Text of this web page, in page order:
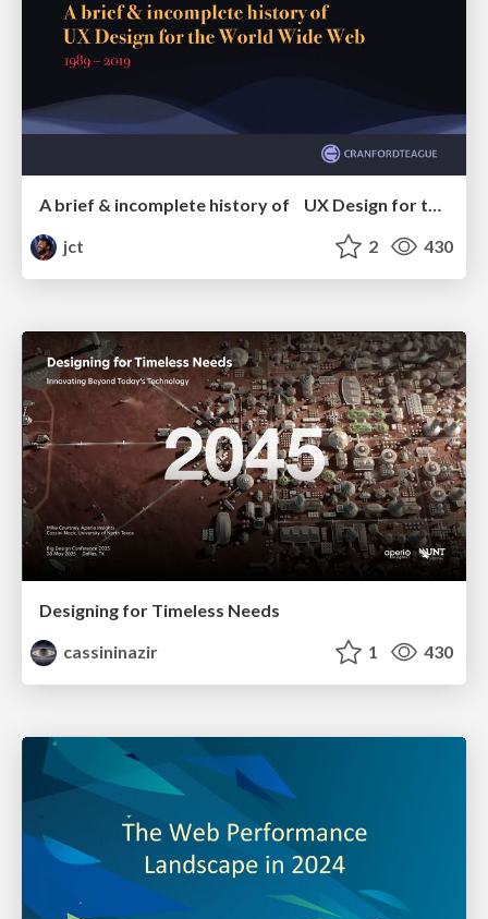
jct
2 430
Designing for Timeless Needs
cassininazir
1 430